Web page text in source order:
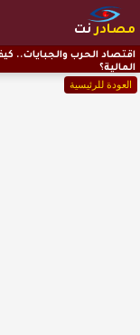
مصادرنت
العودة للرئيسية
اقتصاد الحرب والجبايات..
المالية؟